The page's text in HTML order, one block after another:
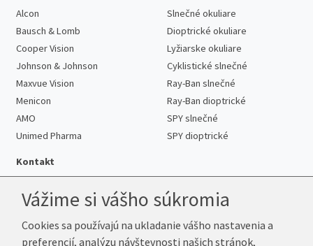
Alcon
Bausch & Lomb
Cooper Vision
Johnson & Johnson
Maxvue Vision
Menicon
AMO
Unimed Pharma
Slnečné okuliare
Dioptrické okuliare
Lyžiarske okuliare
Cyklistické slnečné
Ray-Ban slnečné
Ray-Ban dioptrické
SPY slnečné
SPY dioptrické
Kontakt
Telefón:+421 222 205 863
E-mail:info@k-sosovky.sk
Vážime si vášho súkromia
Cookies sa používajú na ukladanie vášho nastavenia a
preferencií, analýzu návštevnosti našich stránok,